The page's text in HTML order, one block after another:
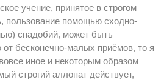
учение, принятое в строгом
пользование помощью сходно-
снадобий, может быть
бесконечно-малых приёмов, то я
иное и некоторым образом
строгий аллопат действует,